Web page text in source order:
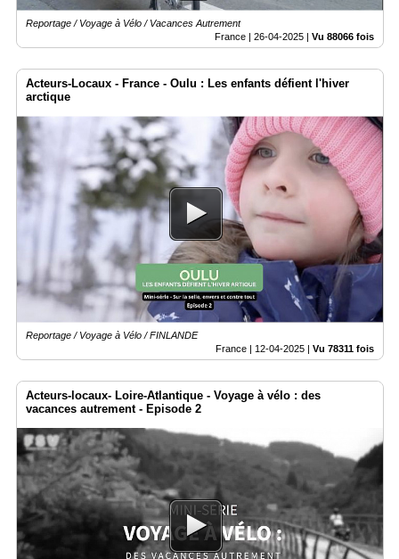
Reportage / Voyage à Vélo / Vacances Autrement
France | 26-04-2025 Vu 88066 fois
Acteurs-Locaux - France - Oulu : Les enfants défient l'hiver
arctique
Reportage / Voyage à Vélo / FINLANDE
France | 12-04-2025 | Vu 78311 fois
Acteurs-locaux- Loire-Atlantique - Voyage à vélo : des
vacances autrement - Episode 2